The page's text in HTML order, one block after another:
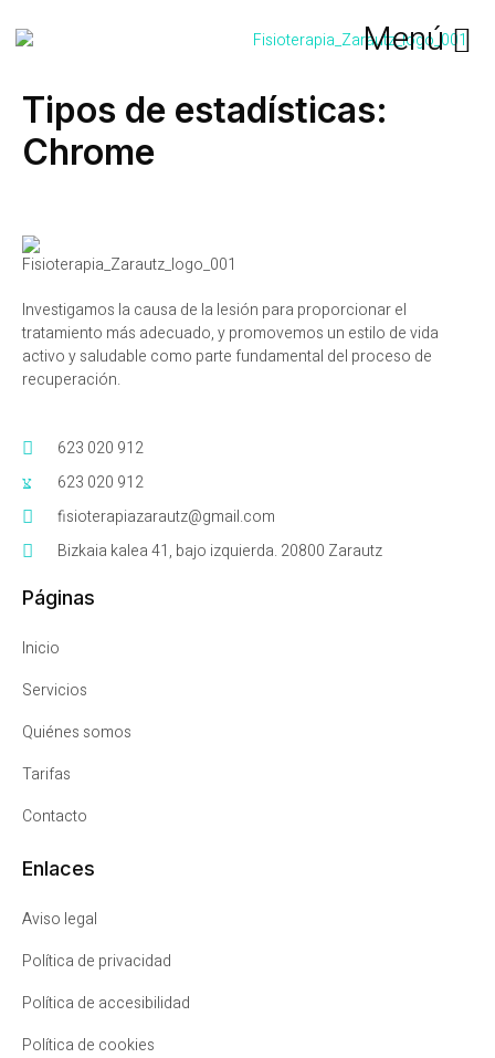
Tipos de estadísticas:
Chrome
Investigamos la causa de la lesión para proporcionar el
tratamiento más adecuado, y promovemos un estilo de vida
activo y saludable como parte fundamental del proceso de
recuperación.
623 020 912
623 020 912
fisioterapiazarautz@gmail.com
Bizkaia kalea 41, bajo izquierda. 20800 Zarautz
Páginas
Inicio
Servicios
Quiénes somos
Tarifas
Contacto
Enlaces
Aviso legal
Política de privacidad
Política de accesibilidad
Política de cookies